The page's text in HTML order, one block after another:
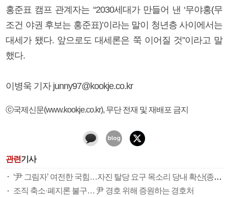
홍준표 캠프 관계자는 “2030세대가 만들어 낸 ‘무야홍(무
조건 야권 후보는 홍준표)’이라는 말이 청년층 사이에서는
대세가 됐다. 앞으로도 대세론은 쭉 이어질 것”이라고 말
했다.
이병욱 기자 junny97@kookje.co.kr
ⓒ국제신문(www.kookje.co.kr), 무단 전재 및 재배포 금지
관련기사
‘尹 그림자’ 여전한 국힘…자진 탈당 요구 목소리 당내 확산(종합)
조직 축소·폐지론 불구… 尹 경호 위해 증원하는 경호처